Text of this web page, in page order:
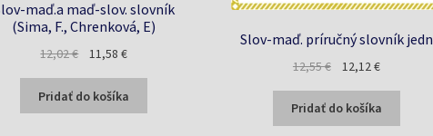
maď.a maď-slov. slovník
(Sima, F., Chrenková, E)
12,02€
Pôvodná
bola:
12,02 €.
11,58€Aktuálna
je:
11,58 €.
Pridať do košíka
Slov-maď. príručný slovník jedn
12,55€
Pôvodná
bola:
12,55 €.
12,12 €Aktuálna
je:
12,12 €.
Pridať do košíka